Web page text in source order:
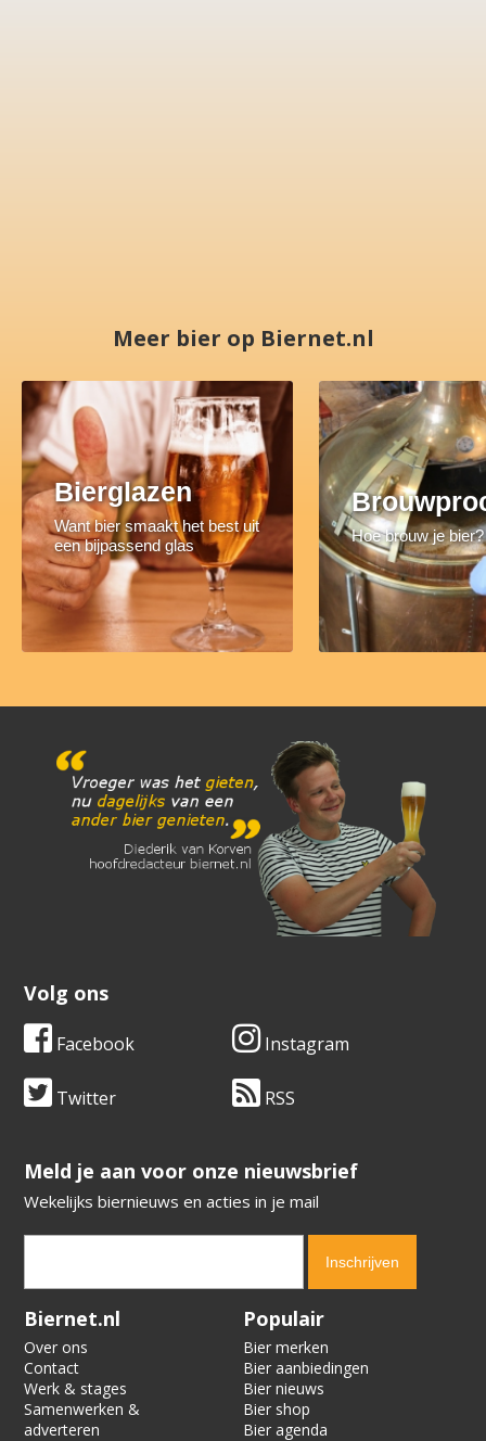
Meer bier op Biernet.nl
Bierglazen
Want bier smaakt het best uit
een bijpassend glas
Hoe brouw je bier?
Volg ons
Facebook Instagram
Twitter RSS
​​​​​​​Meld je aan voor onze nieuwsbrief
Wekelijks biernieuws en acties in je mail
Verification code:
Biernet.nl
Over ons
Contact
Werk & stages
Samenwerken &
adverteren
Populair
Bier merken
Bier aanbiedingen
Bier nieuws
Bier shop
Bier agenda